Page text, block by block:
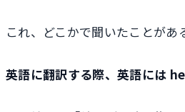
これ、どこかで聞いたことがあ
英語に翻訳する際、英語には